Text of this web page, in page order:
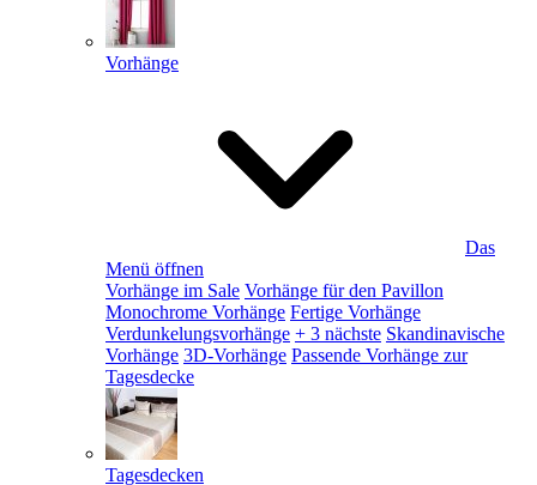
Vorhänge
Das
Menü öffnen
Vorhänge im Sale Vorhänge für den Pavillon
Monochrome Vorhänge Fertige Vorhänge
Verdunkelungsvorhänge + 3 nächste Skandinavische
Vorhänge 3D-Vorhänge Passende Vorhänge zur
Tagesdecke
Tagesdecken